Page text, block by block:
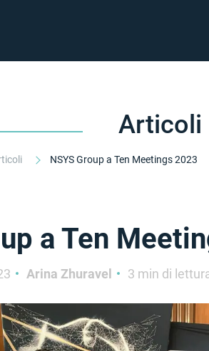
Articoli
NSYS Group a Ten Meetings 2023
a Ten
Arina Zhuravel 3 min di